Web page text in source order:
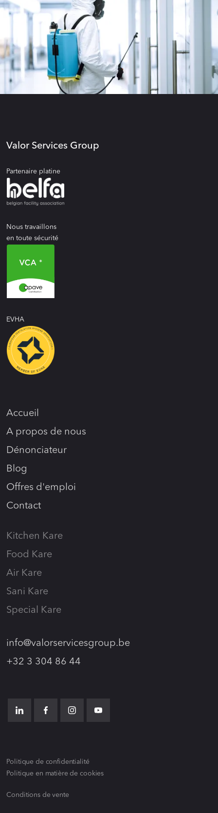
Valor Services Group
Partenaire platine
Nous travaillons
en toute sécurité
EVHA
Accueil
A propos de nous
Dénonciateur
Blog
Offres d'emploi
Contact
Kitchen Kare
Food Kare
Air Kare
Sani Kare
Special Kare
info@valorservicesgroup.be
+32 3 304 86 44
Politique de confidentialité
Politique en matière de cookies
Conditions de vente